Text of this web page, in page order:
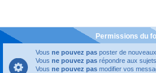
Permissions du
Vous ne pouvez pas poster de
Vous ne pouvez pas répondre aux sujets
Vous ne pouvez pas modifier vos